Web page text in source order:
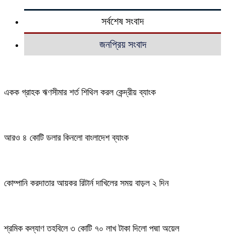
সর্বশেষ সংবাদ
জনপ্রিয় সংবাদ
একক গ্রাহক ঋণসীমার শর্ত শিথিল করল কেন্দ্রীয় ব্যাংক
আরও ৪ কোটি ডলার কিনলো বাংলাদেশ ব্যাংক
কোম্পানি করদাতার আয়কর রিটার্ন দাখিলের সময় বাড়ল ২ দিন
শ্রমিক কল্যাণ তহবিলে ৩ কোটি ৭০ লাখ টাকা দিলো পদ্মা অয়েল